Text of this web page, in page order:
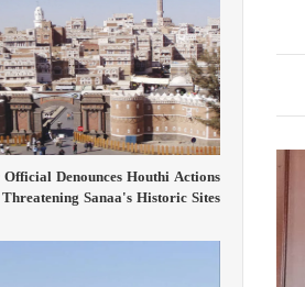
Denounces Houthi Actions
Threatening Sanaa's Historic Sites